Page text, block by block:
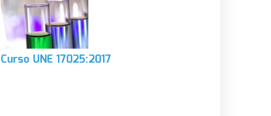
Curso UNE 17025:2017